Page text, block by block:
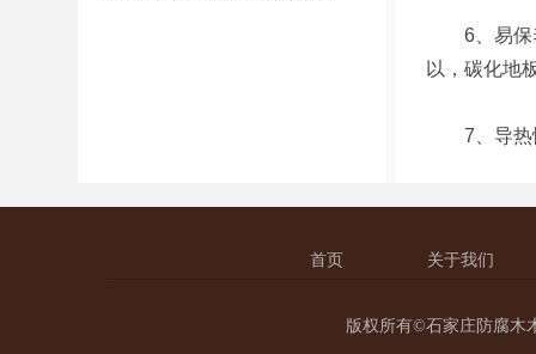
6、易保养
以，碳化地
7、导热性
首页 关于我们
版权所有©石家庄防腐